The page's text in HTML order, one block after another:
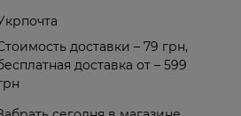
доставки – 79 грн,
доставка от – 599